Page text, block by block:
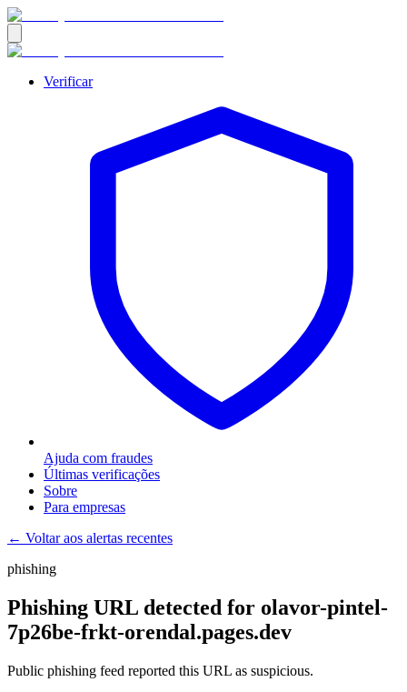
Verificar
Ajuda com fraudes
Últimas verificações
Sobre
Para empresas
← Voltar aos alertas recentes
phishing
Phishing URL detected for olavor-pintel-
7p26be-frkt-orendal.pages.dev
Public phishing feed reported this URL as suspicious.